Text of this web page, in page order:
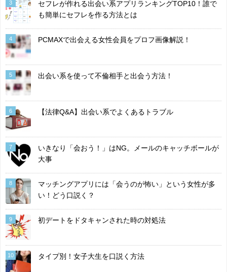
3
セフレが作れる出会い系アプリランキングTOP10！誰で
も簡単にセフレを作る方法とは
4 PCMAXで出会える女性会員をプロフ画像解説！
5 出会い系を使って不倫相手と出会う方法！
6 【法律Q&A】出会い系でよくあるトラブル
7
いきなり「会おう！」はNG。メールのキャッチボールが
大事
8
マッチングアプリには「会うのが怖い」という女性が多
い！どう口説く？
9 初デートをドタキャンされた時の対処法
10 タイプ別！女子大生を口説く方法